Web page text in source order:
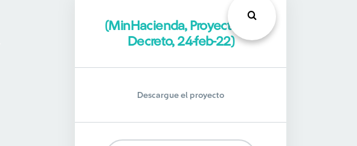
(MinHacienda, Proyecto de
Decreto, 24-feb-22)
Descargue el proyecto